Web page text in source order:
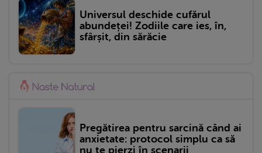
Universul deschide cufărul
abundeței! Zodiile care ies, în,
sfârșit, din sărăcie
Pregătirea pentru sarcină când ai
anxietate: protocol simplu ca să
nu te pierzi în scenarii